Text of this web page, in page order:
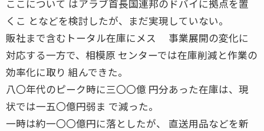
ここについて はアラブ首長国連邦のドバイに拠点を置
くこ となどを検討したが、まだ実現していない。
販社まで含むトータル在庫にメス 事業展開の変化に
対応する一方で、相模原 センターでは在庫削減と作業の
効率化に取り 組んできた。
八〇年代のピーク時に三〇〇億 円分あった在庫は、現
状では一五〇億円弱ま で減った。
一時は約一〇〇億円に落としたが、 直送用品などを新